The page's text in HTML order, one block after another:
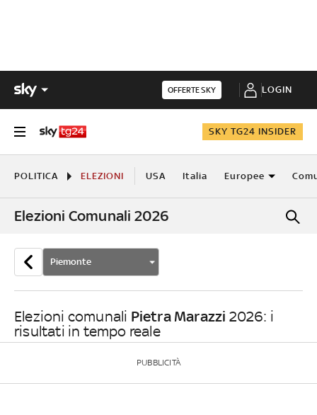
OFFERTE SKY LOGIN
SKY TG24 INSIDER
POLITICA ELEZIONI USA Italia Europee
Elezioni Comunali 2026
Piemonte
Elezioni comunali Pietra Marazzi 2026: i
risultati in tempo reale
PUBBLICITÀ